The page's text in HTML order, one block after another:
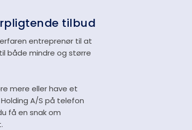
tilbud
entreprenør til at
både mindre og større
mere eller have et
A/S på telefon
få en snak om